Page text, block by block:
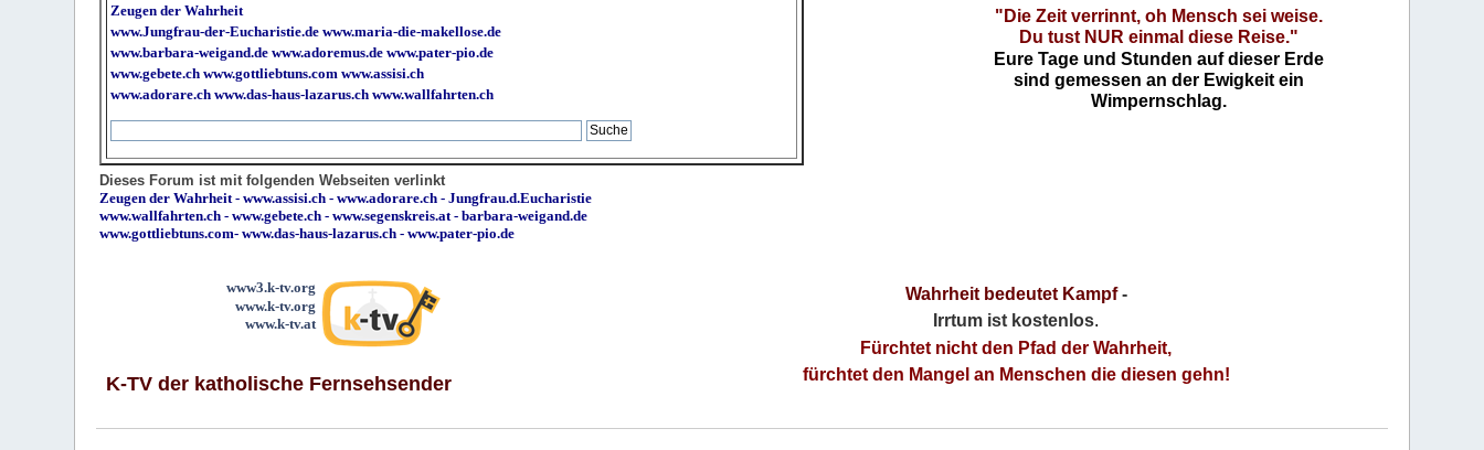
Zeugen der Wahrheit
www.Jungfrau-der-Eucharistie.de www.maria-die-makellose.de
www.barbara-weigand.de www.adoremus.de www.pater-pio.de
www.gebete.ch www.gottliebtuns.com www.assisi.ch
www.adorare.ch www.das-haus-lazarus.ch www.wallfahrten.ch
"Die Zeit verrinnt, oh Mensch sei weise.
Du tust NUR einmal diese Reise."
Eure Tage und Stunden auf dieser Erde
sind gemessen an der Ewigkeit ein
Wimpernschlag.
Dieses Forum ist mit folgenden Webseiten verlinkt
Zeugen der Wahrheit-www.assisi.ch -www.adorare.ch -Jungfrau.d.Eucharistie
www.wallfahrten.ch -www.gebete.ch -www.segenskreis.at-barbara-weigand.de
www.gottliebtuns.com-www.das-haus-lazarus.ch - www.pater-pio.de
www3.k-tv.org
www.k-tv.org
www.k-tv.at
K-TV der katholische Fernsehsender
Wahrheit bedeutet Kampf-
Irrtum ist kostenlos.
Fürchtet nicht den Pfad der Wahrheit,
fürchtet den Mangel an Menschen die diesen gehn!